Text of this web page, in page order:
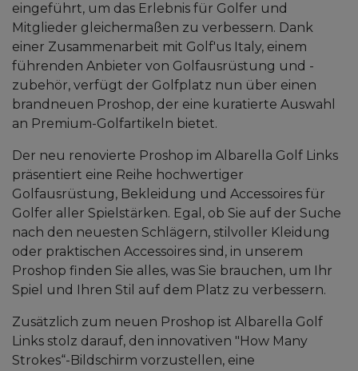
eingeführt, um das Erlebnis für Golfer und
Mitglieder gleichermaßen zu verbessern. Dank
einer Zusammenarbeit mit Golf'us Italy, einem
führenden Anbieter von Golfausrüstung und -
zubehör, verfügt der Golfplatz nun über einen
brandneuen Proshop, der eine kuratierte Auswahl
an Premium-Golfartikeln bietet.
Der neu renovierte Proshop im Albarella Golf Links
präsentiert eine Reihe hochwertiger
Golfausrüstung, Bekleidung und Accessoires für
Golfer aller Spielstärken. Egal, ob Sie auf der Suche
nach den neuesten Schlägern, stilvoller Kleidung
oder praktischen Accessoires sind, in unserem
Proshop finden Sie alles, was Sie brauchen, um Ihr
Spiel und Ihren Stil auf dem Platz zu verbessern.
Zusätzlich zum neuen Proshop ist Albarella Golf
Links stolz darauf, den innovativen "How Many
Strokes“-Bildschirm vorzustellen, eine